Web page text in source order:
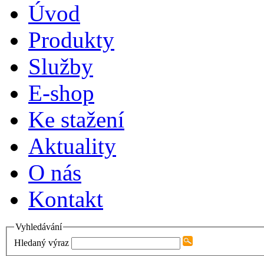
Úvod
Produkty
Služby
E-shop
Ke stažení
Aktuality
O nás
Kontakt
Vyhledávání
Hledaný výraz